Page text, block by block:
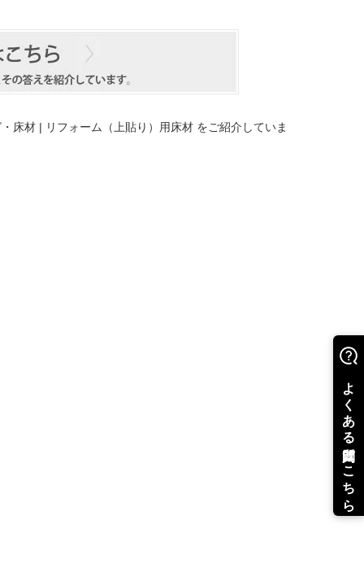
床材 | リフォーム（上貼り）用床材 をご紹介していま